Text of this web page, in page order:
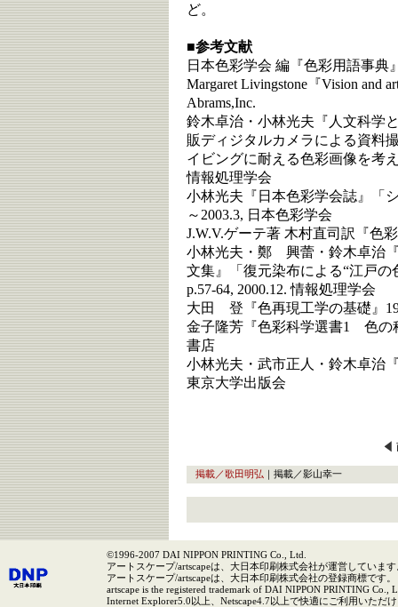
ど。
■参考文献
日本色彩学会 編『色彩用語事典
Margaret Livingstone『Vision and
Abrams,Inc.
鈴木卓治・小林光夫『人文科学
販ディジタルカメラによる資料
イビングに耐える色彩画像を考
情報処理学会
小林光夫『日本色彩学会誌』「
～2003.3, 日本色彩学会
J.W.V.ゲーテ著 木村直司訳『色
小林光夫・鄭 興蕾・鈴木卓治
文集』「復元染布による“江戸の
p.57-64, 2000.12. 情報処理学会
大田 登『色再現工学の基礎』
金子隆芳『色彩科学選書1 色の
書店
小林光夫・武市正人・鈴木卓治
東京大学出版会
掲載／歌田明弘 ｜掲載／影山幸一
©1996-2007 DAI NIPPON PRINTING Co., Ltd.
アートスケープ/artscapeは、大日本印刷株式会社が運営しています
アートスケープ/artscapeは、大日本印刷株式会社の登録商標です。
artscape is the registered trademark of DAI NIPPON PRINTING Co.,
Internet Explorer5.0以上、Netscape4.7以上で快適にご利用いただ